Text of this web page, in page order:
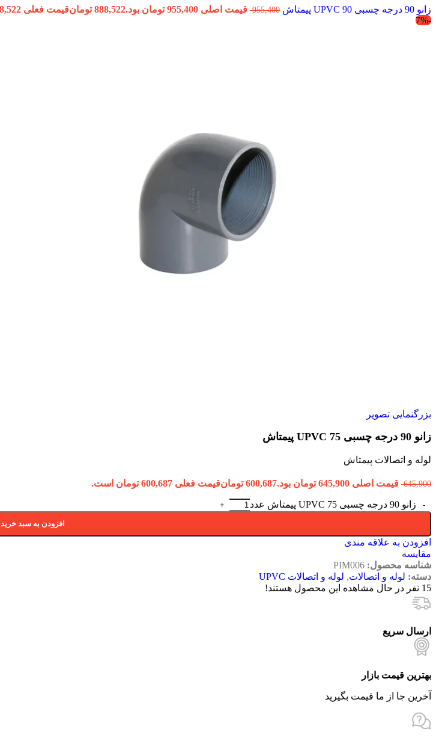
زانو 90 درجه چسبی 90 UPVC پیمتاش 955,400 قیمت اصلی 955,400 تومان بود. 888,522 تومانقیمت فعلی 888,522 تومان است.
-7%
بزرگنمایی تصویر
زانو 90 درجه چسبی 75 UPVC پیمتاش
لوله و اتصالات پیمتاش
645,900 قیمت اصلی 645,900 تومان بود. 600,687 تومانقیمت فعلی 600,687 تومان است.
زانو 90 درجه چسبی 75 UPVC پیمتاش عدد
افزودن به سبد خرید
افزودن به علاقه مندی
مقایسه
شناسه محصول: PIM006
دسته: لوله و اتصالات, لوله و اتصالات UPVC
15 نفر در حال مشاهده این محصول هستند!
ارسال سریع
بهترین قیمت بازار
آخرین جا از ما قیمت بگیرید